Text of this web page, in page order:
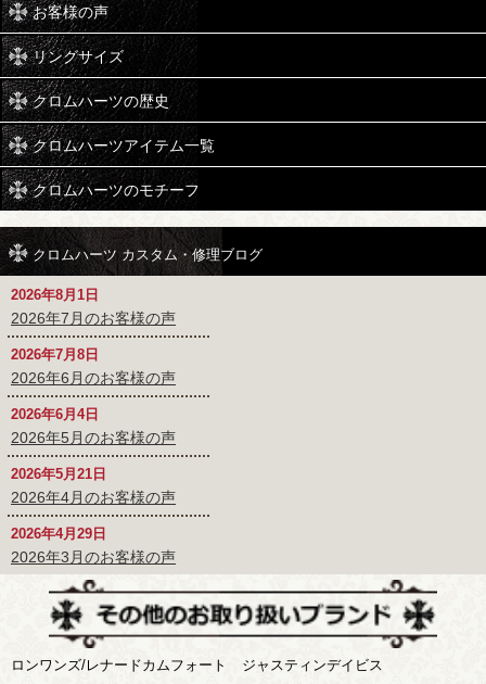
お客様の声
リングサイズ
クロムハーツの歴史
クロムハーツアイテム一覧
クロムハーツのモチーフ
クロムハーツ カスタム・修理ブログ
2026年8月1日
2026年7月のお客様の声
2026年7月8日
2026年6月のお客様の声
2026年6月4日
2026年5月のお客様の声
2026年5月21日
2026年4月のお客様の声
2026年4月29日
2026年3月のお客様の声
ロンワンズ/レナードカムフォート
ジャスティンデイビス